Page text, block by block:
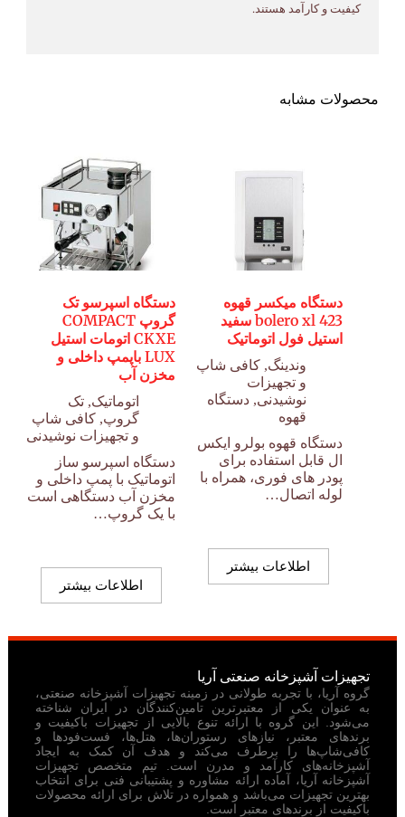
کیفیت و کارآمد هستند.
محصولات مشابه
دستگاه میکسر قهوه
bolero xl 423 سفید
استیل فول اتوماتیک
وندینگ, کافی شاپ
و تجهیزات
نوشیدنی, دستگاه
قهوه
دستگاه قهوه بولرو ایکس
ال قابل استفاده برای
پودر های فوری، همراه با
لوله اتصال…
اطلاعات بیشتر
دستگاه اسپرسو تک
گروپ COMPACT
CKXE اتومات استیل
LUX باپمپ داخلی و
مخزن آب
اتوماتیک, تک
گروپ, کافی شاپ
و تجهیزات نوشیدنی
دستگاه اسپرسو ساز
اتوماتیک با پمپ داخلی و
مخزن آب دستگاهی است
با یک گروپ…
اطلاعات بیشتر
تجهیزات آشپزخانه صنعتی آریا
گروه آریا، با تجربه طولانی در زمینه تجهیزات آشپزخانه صنعتی،
به عنوان یکی از معتبرترین تامین‌کنندگان در ایران شناخته
می‌شود. این گروه با ارائه تنوع بالایی از تجهیزات باکیفیت و
برندهای معتبر، نیازهای رستوران‌ها، هتل‌ها، فست‌فودها و
کافی‌شاپ‌ها را برطرف می‌کند و هدف آن کمک به ایجاد
آشپزخانه‌های کارآمد و مدرن است. تیم متخصص تجهیزات
آشپزخانه آریا، آماده ارائه مشاوره و پشتیبانی فنی برای انتخاب
بهترین تجهیزات می‌باشد و همواره در تلاش برای ارائه محصولات
باکیفیت از برندهای معتبر است.